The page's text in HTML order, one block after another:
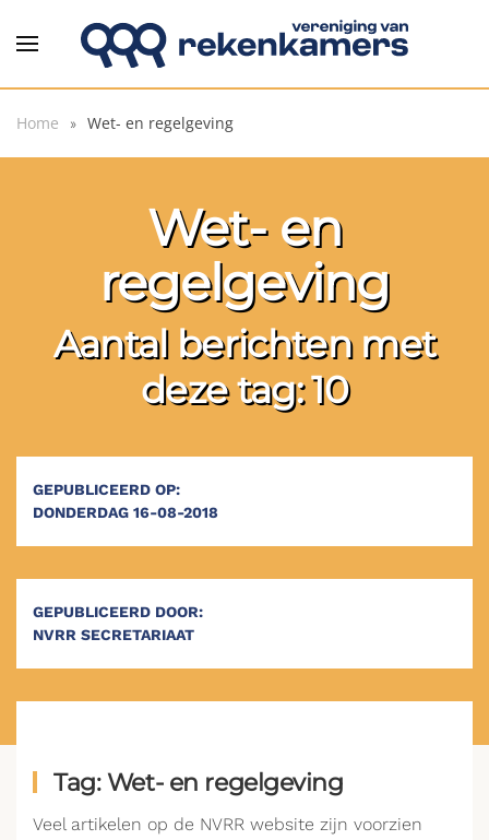
Overslaan en naar de inhoud gaan
Home Wet- en regelgeving
Wet- en
regelgeving
Aantal berichten met
deze tag: 10
GEPUBLICEERD OP:
DONDERDAG 16-08-2018
GEPUBLICEERD DOOR:
NVRR SECRETARIAAT
Tag: Wet- en regelgeving
Veel artikelen op de NVRR website zijn voorzien